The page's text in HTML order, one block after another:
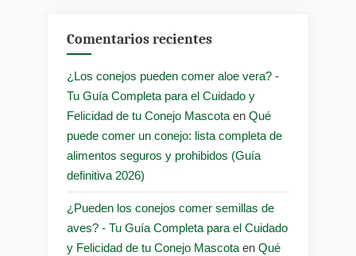
Comentarios recientes
¿Los conejos pueden comer aloe vera? -
Tu Guía Completa para el Cuidado y
Felicidad de tu Conejo Mascota en Qué
puede comer un conejo: lista completa de
alimentos seguros y prohibidos (Guía
definitiva 2026)
¿Pueden los conejos comer semillas de
aves? - Tu Guía Completa para el Cuidado
y Felicidad de tu Conejo Mascota en Qué